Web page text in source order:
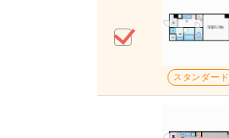
スタンダード